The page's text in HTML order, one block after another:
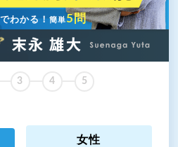
でわかる！簡単5問
3 4 5
女性